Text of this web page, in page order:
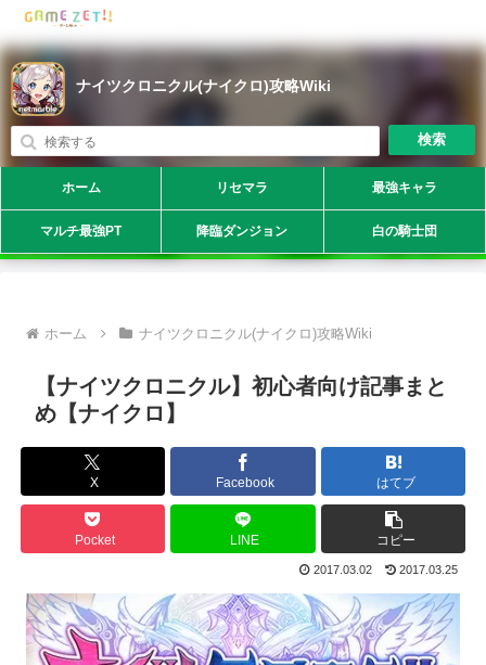
ナイツクロニクル(ナイクロ)攻略Wiki
検索
ホーム リセマラ 最強キャラ
マルチ最強PT 降臨ダンジョン 白の騎士団
ホーム ナイツクロニクル(ナイクロ)攻略Wiki
【ナイツクロニクル】初心者向け記事まと
め【ナイクロ】
X Facebook はてブ
Pocket LINE コピー
2017.03.02 2017.03.25